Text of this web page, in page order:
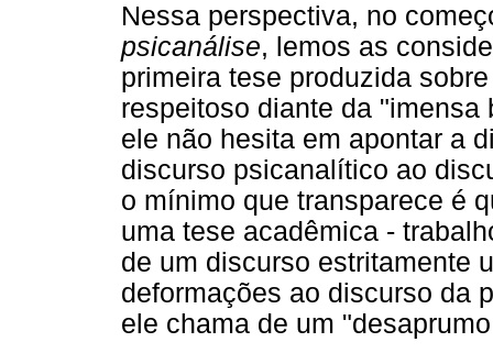
Nessa perspectiva, no
psicanálise, lemos as
primeira tese produzida
respeitoso diante da "imensa
ele não hesita em apontar a
discurso psicanalítico ao
o mínimo que transparece é
uma tese acadêmica -
de um discurso estritamente
deformações ao discurso da
ele chama de um